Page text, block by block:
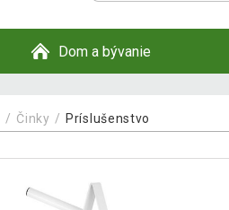
Dom a bývanie
Činky Príslušenstvo